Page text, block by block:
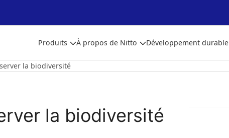
Produits À propos de Nitto Développement durable
la biodiversité
la biodiversité